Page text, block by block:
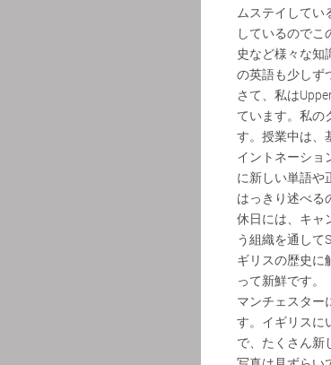
ムステイしてい
しているので
史など様々な知
の英語も少しず
さて、私は
ています。私の
す。授業中は、
イントネーショ
に新しい単語や
はっきり述べる
休日には、キャ
う組織を通して
ギリスの歴史に
って新鮮です。
マンチェスター
す。イギリスに
で、たくさん新